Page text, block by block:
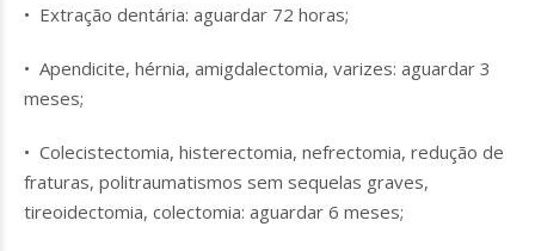
• Extração dentária: aguardar 72 horas;
• Apendicite, hérnia, amigdalectomia, varizes: aguardar 3
meses;
• Colecistectomia, histerectomia, nefrectomia, redução de
fraturas, politraumatismos sem sequelas graves,
tireoidectomia, colectomia: aguardar 6 meses;